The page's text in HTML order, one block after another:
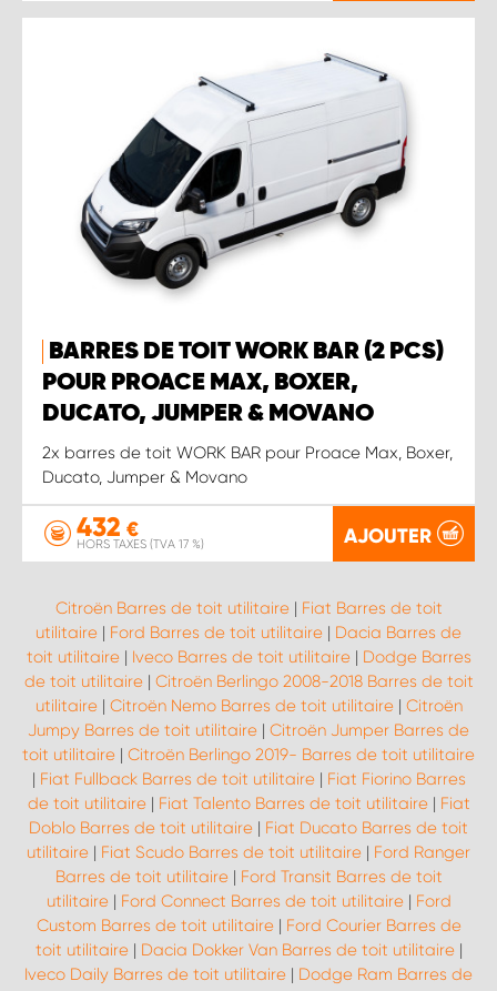
BARRES DE TOIT WORK BAR (2 PCS)
POUR PROACE MAX, BOXER,
DUCATO, JUMPER & MOVANO
2x barres de toit WORK BAR pour Proace Max, Boxer,
Ducato, Jumper & Movano
432 €
HORS TAXES (TVA 17 %) AJOUTER
Citroën Barres de toit utilitaire| Fiat Barres de toit
utilitaire | Ford Barres de toit utilitaire | Dacia Barres de
toit utilitaire| Iveco Barres de toit utilitaire| Dodge Barres
de toit utilitaire| Citroën Berlingo 2008-2018 Barres de toit
utilitaire| Citroën Nemo Barres de toit utilitaire| Citroën
Jumpy Barres de toit utilitaire | Citroën Jumper Barres de
toit utilitaire | Citroën Berlingo 2019- Barres de toit utilitaire
| Fiat Fullback Barres de toit utilitaire| Fiat Fiorino Barres
de toit utilitaire| Fiat Talento Barres de toit utilitaire| Fiat
Doblo Barres de toit utilitaire | Fiat Ducato Barres de toit
utilitaire | Fiat Scudo Barres de toit utilitaire | Ford Ranger
Barres de toit utilitaire| Ford Transit Barres de toit
utilitaire| Ford Connect Barres de toit utilitaire| Ford
Custom Barres de toit utilitaire| Ford Courier Barres de
toit utilitaire| Dacia Dokker Van Barres de toit utilitaire|
Iveco Daily Barres de toit utilitaire | Dodge Ram Barres de